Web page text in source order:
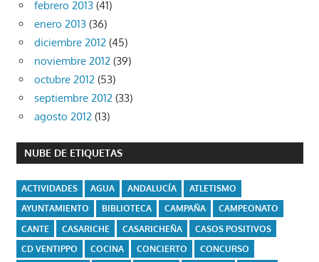
febrero 2013 (41)
enero 2013 (36)
diciembre 2012 (45)
noviembre 2012 (39)
octubre 2012 (53)
septiembre 2012 (33)
agosto 2012 (13)
NUBE DE ETIQUETAS
ACTIVIDADES AGUA ANDALUCÍA
ATLETISMO
AYUNTAMIENTO
BIBLIOTECA CAMPAÑA
CAMPEONATO
CANTE
CASARICHE CASARICHEÑA
CASOS POSITIVOS
CD VENTIPPO
COCINA CONCIERTO
CONCURSO